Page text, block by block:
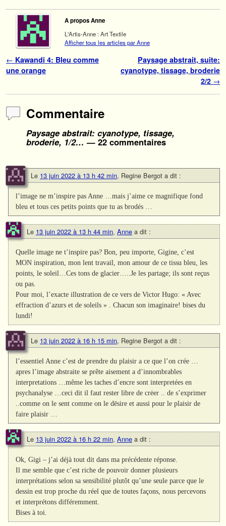
A propos Anne
L'Artis-Anne : Art Textile
Afficher tous les articles par Anne
Navigation des articles
← Kawandi 4: Bleu comme
une orange
Paysage abstrait, suite:
cyanotype, tissage, broderie
2/2 →
Commentaire
Paysage abstrait: cyanotype, tissage,
broderie, 1/2… — 22 commentaires
Le 13 juin 2022 à 13 h 42 min, Regine Bergot a dit :
l’image ne m’inspire pas Anne …mais j’aime ce magnifique fond
bleu et tous ces petits points que tu as brodés …
Le 13 juin 2022 à 13 h 44 min, Anne a dit :
Quelle image ne t’inspire pas? Bon, peu importe, Gigine, c’est
MON inspiration, mon lent travail, mon amour de ce tissu bleu, les
points, le soleil…Ces tons de glacier…..Je les partage; ils sont reçus
ou pas.
Pour moi, l’exacte illustration de ce vers de Victor Hugo: « Avec
effraction d’azurs et de soleils » . Chacun son imaginaire! bises du
lundi!
Le 13 juin 2022 à 16 h 15 min, Regine Bergot a dit :
l’essentiel Anne c’est de prendre du plaisir a ce que l’on crée …
apres l’image abstraite se prête aisement a d’innombrables
interpretations …même les taches d’encre sont interpretées en
psychanalyse …ceci dit il faut rester libre de crėer .. de s’exprimer
..comme on le sent comme on le dēsire et aussi pour le plaisir de
faire plaisir …
Le 13 juin 2022 à 16 h 22 min, Anne a dit :
Ok, Gigi – j’ai déjà tout dit dans ma précédente réponse.
Il me semble que c’est riche de pouvoir donner plusieurs
interprétations selon sa sensibilité plutôt qu’une seule parce que le
dessin est trop proche du réel que de toutes façons, nous percevons
et interprétons différemment.
Bises à toi.